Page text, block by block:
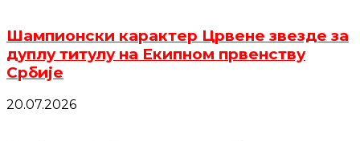
Шампионски карактер Црвене звезде за
дуплу титулу на Екипном првенству
Србије
20.07.2026